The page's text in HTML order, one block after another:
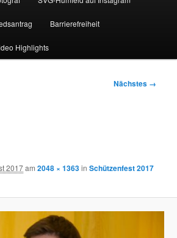
Barrierefreiheit
Highlights
Nächstes →
2017am2048 × 1363inSchützenfest 2017